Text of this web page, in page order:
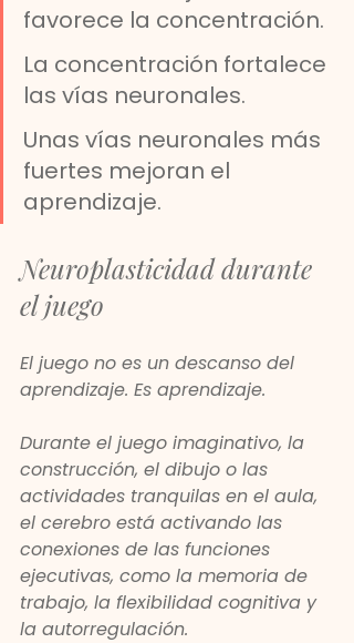
favorece la concentración.
La concentración fortalece
las vías neuronales.
Unas vías neuronales más
fuertes mejoran el
aprendizaje.
Neuroplasticidad durante
el juego
El juego no es un descanso del
aprendizaje. Es aprendizaje.
Durante el juego imaginativo, la
construcción, el dibujo o las
actividades tranquilas en el aula,
el cerebro está activando las
conexiones de las funciones
ejecutivas, como la memoria de
trabajo, la flexibilidad cognitiva y
la autorregulación.